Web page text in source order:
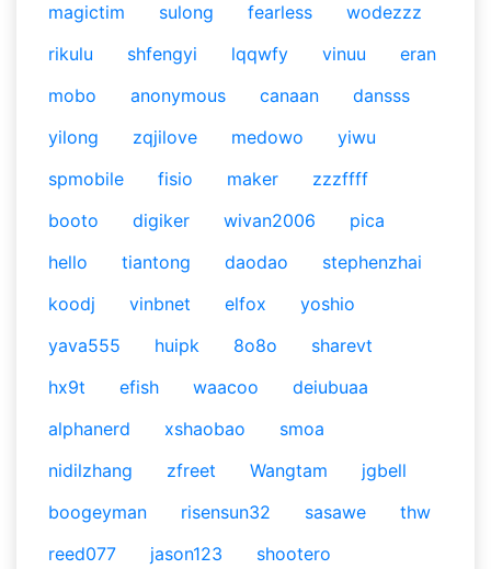
magictim
sulong fearless
wodezzz
rikulu
shfengyi lqqwfy vinuu
eran
mobo
anonymous canaan
dansss
yilong
zqjilove medowo
yiwu
spmobile
fisio maker
zzzffff
booto
digiker wivan2006
pica
hello
tiantong daodao
stephenzhai
koodj
vinbnet elfox
yoshio
yava555
huipk 8o8o
sharevt
hx9t
efish waacoo
deiubuaa
alphanerd
xshaobao
smoa
nidilzhang
zfreet Wangtam
jgbell
boogeyman
risensun32 sasawe
thw
reed077
jason123 shootero